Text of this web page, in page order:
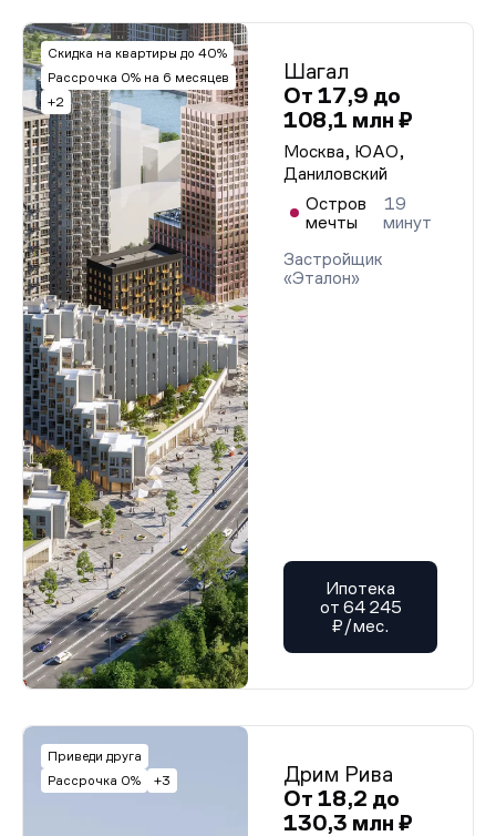
Скидка на квартиры до 40%
Рассрочка 0% на 6 месяцев
+2
Шагал
От 17,9 до
108,1 млн ₽
Москва, ЮАО,
Даниловский
Остров
мечты
19
минут
Застройщик
«Эталон»
Ипотека
от 64 245
₽/мес.
Приведи друга
Рассрочка 0%
+3
Дрим Рива
От 18,2 до
130,3 млн ₽